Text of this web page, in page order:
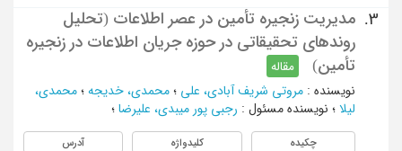
3.
مدیریت زنجیره تأمین در عصر اطلاعات (تحلیل
روندهای تحقیقاتی در حوزه جریان اطلاعات در زنجیره
تأمین)
مقاله
نویسنده : مروتی شریف آبادی، علی ؛ محمدی، خدیجه ؛ محمدی،
لیلا ؛ نویسنده مسئول : رجبی پور میبدی، علیرضا ؛
چکیده کلیدواژه آدرس